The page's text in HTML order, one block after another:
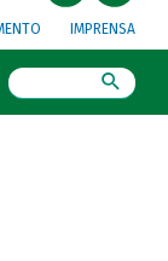
IMPRENSA